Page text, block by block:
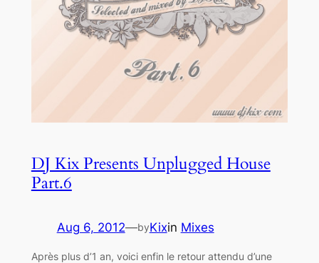
DJ Kix Presents Unplugged House
Part.6
Aug 6, 2012—byKixin Mixes
Après plus d’1 an, voici enfin le retour attendu d’une